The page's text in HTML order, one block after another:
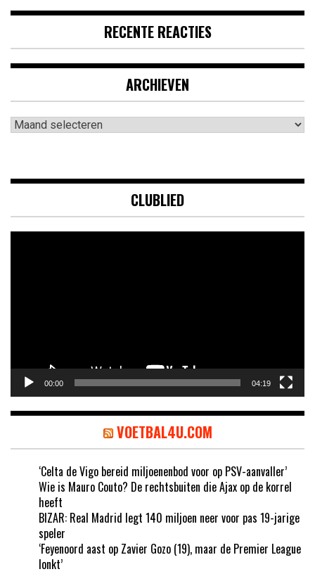
RECENTE REACTIES
ARCHIEVEN
Archieven
CLUBLIED
00:00 04:19
VOETBAL4U.COM
‘Celta de Vigo bereid miljoenenbod voor op PSV-aanvaller’
Wie is Mauro Couto? De rechtsbuiten die Ajax op de korrel
heeft
BIZAR: Real Madrid legt 140 miljoen neer voor pas 19-jarige
speler
‘Feyenoord aast op Zavier Gozo (19), maar de Premier League
lonkt’